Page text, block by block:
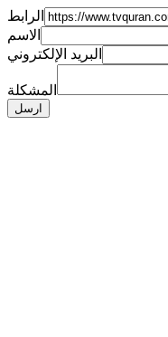
الرابط
الاسم
البريد الإلكتروني
المشكلة
ارسل